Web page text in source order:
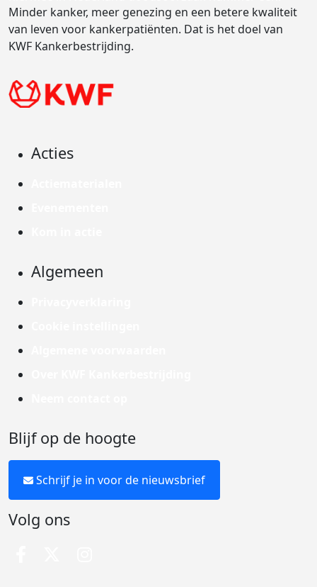
Minder kanker, meer genezing en een betere kwaliteit
van leven voor kankerpatiënten. Dat is het doel van
KWF Kankerbestrijding.
Acties
Algemeen
Blijf op de hoogte
Schrijf je in voor de nieuwsbrief
Volg ons